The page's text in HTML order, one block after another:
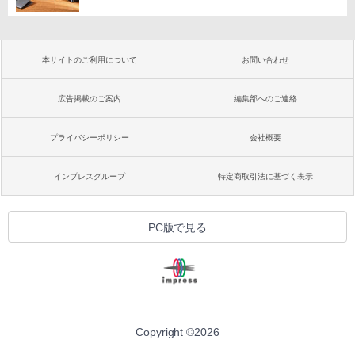
本サイトのご利用について お問い合わせ
広告掲載のご案内 編集部へのご連絡
プライバシーポリシー 会社概要
インプレスグループ 特定商取引法に基づく表示
PC版で見る
Copyright ©2026